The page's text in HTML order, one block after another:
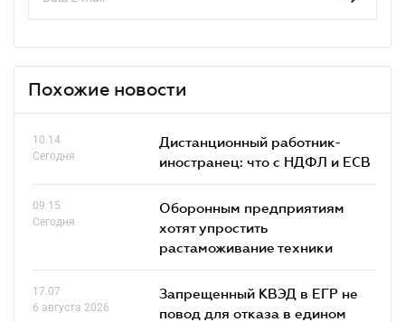
Похожие новости
10.14
Сегодня
Дистанционный работник-
иностранец: что с НДФЛ и ЕСВ
09.15
Сегодня
Оборонным предприятиям
хотят упростить
растаможивание техники
17.07
6 августа 2026
Запрещенный КВЭД в ЕГР не
повод для отказа в едином